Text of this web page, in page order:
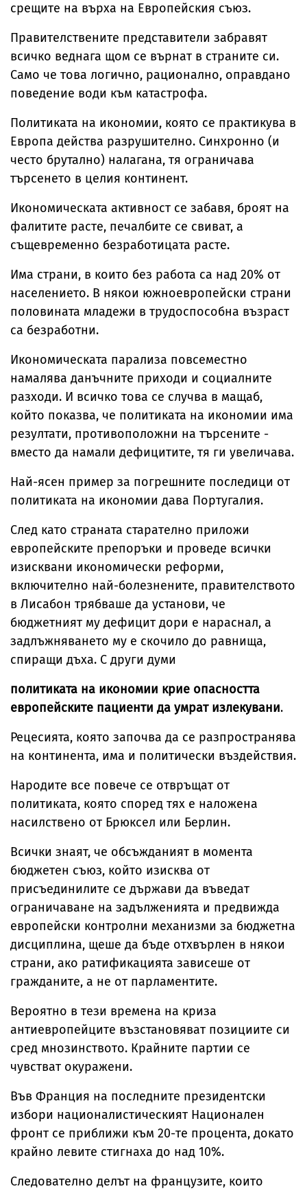
срещите на върха на Европейския съюз.
Правителствените представители забравят
всичко веднага щом се върнат в страните си.
Само че това логично, рационално, оправдано
поведение води към катастрофа.
Политиката на икономии, която се практикува в
Европа действа разрушително. Синхронно (и
често брутално) налагана, тя ограничава
търсенето в целия континент.
Икономическата активност се забавя, броят на
фалитите расте, печалбите се свиват, а
същевременно безработицата расте.
Има страни, в които без работа са над 20% от
населението. В някои южноевропейски страни
половината младежи в трудоспособна възраст
са безработни.
Икономическата парализа повсеместно
намалява данъчните приходи и социалните
разходи. И всичко това се случва в мащаб,
който показва, че политиката на икономии има
резултати, противоположни на търсените -
вместо да намали дефицитите, тя ги увеличава.
Най-ясен пример за погрешните последици от
политиката на икономии дава Португалия.
След като страната старателно приложи
европейските препоръки и проведе всички
изисквани икономически реформи,
включително най-болезнените, правителството
в Лисабон трябваше да установи, че
бюджетният му дефицит дори е нараснал, а
задлъжняването му е скочило до равнища,
спиращи дъха. С други думи
политиката на икономии крие опасността
европейските пациенти да умрат излекувани.
Рецесията, която започва да се разпространява
на континента, има и политически въздействия.
Народите все повече се отвръщат от
политиката, която според тях е наложена
насилствено от Брюксел или Берлин.
Всички знаят, че обсъжданият в момента
бюджетен съюз, който изисква от
присъединилите се държави да въведат
ограничаване на задълженията и предвижда
европейски контролни механизми за бюджетна
дисциплина, щеше да бъде отхвърлен в някои
страни, ако ратификацията зависеше от
гражданите, а не от парламентите.
Вероятно в тези времена на криза
антиевропейците възстановяват позициите си
сред мнозинството. Крайните партии се
чувстват окуражени.
Във Франция на последните президентски
избори националистическият Национален
фронт се приближи към 20-те процента, докато
крайно левите стигнаха до над 10%.
Следователно делът на французите, които